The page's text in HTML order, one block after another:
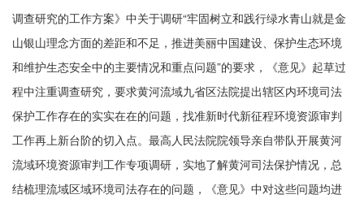
调查研究的工作方案》中关于调研“牢固树立和践行绿水青山就是金
山银山理念方面的差距和不足，推进美丽中国建设、保护生态环境
和维护生态安全中的主要情况和重点问题”的要求，《意见》起草过
程中注重调查研究，要求黄河流域九省区法院提出辖区内环境司法
保护工作存在的实实在在的问题，找准新时代新征程环境资源审判
工作再上新台阶的切入点。最高人民法院院领导亲自带队开展黄河
流域环境资源审判工作专项调研，实地了解黄河司法保护情况，总
结梳理流域区域环境司法存在的问题，《意见》中对这些问题均进